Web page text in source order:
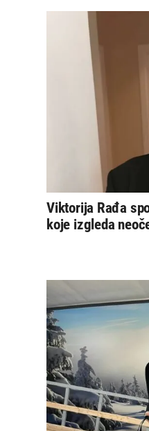
Viktorija Rađa
koje izgleda